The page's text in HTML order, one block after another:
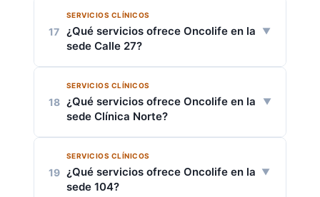
Servicio farmacéutico
Consulta prioritaria 24h
Consulta externa especializada
Toma de muestras
Servicio farmacéutico
Ecografía
Unidad de observación de pacientes
17
SERVICIOS CLÍNICOS
¿Qué servicios ofrece Oncolife en la
sede Calle 27?
Hospitalización
Laboratorio clínico
Gestión pretransfusional
Farmacia
Imágenes diagnósticas
18
SERVICIOS CLÍNICOS
¿Qué servicios ofrece Oncolife en la
sede Clínica Norte?
Laboratorio clínico
Gestión pretransfusional
19
SERVICIOS CLÍNICOS
¿Qué servicios ofrece Oncolife en la
sede 104?